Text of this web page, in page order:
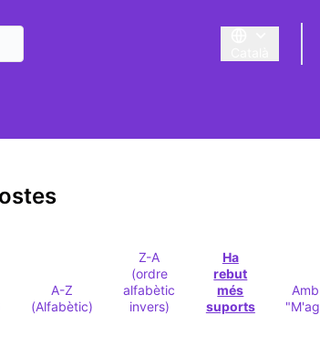
Triar la llengua
A-Z
(Alfabètic)
Z-A
(ordre
alfabètic
invers)
Ha
rebut
més
suports